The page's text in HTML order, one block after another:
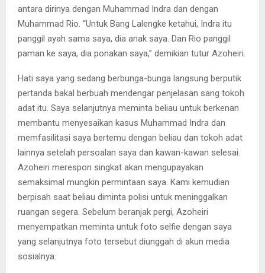
antara dirinya dengan Muhammad Indra dan dengan
Muhammad Rio. “Untuk Bang Lalengke ketahui, Indra itu
panggil ayah sama saya, dia anak saya. Dan Rio panggil
paman ke saya, dia ponakan saya,” demikian tutur Azoheiri.
Hati saya yang sedang berbunga-bunga langsung berputik
pertanda bakal berbuah mendengar penjelasan sang tokoh
adat itu. Saya selanjutnya meminta beliau untuk berkenan
membantu menyesaikan kasus Muhammad Indra dan
memfasilitasi saya bertemu dengan beliau dan tokoh adat
lainnya setelah persoalan saya dan kawan-kawan selesai.
Azoheiri merespon singkat akan mengupayakan
semaksimal mungkin permintaan saya. Kami kemudian
berpisah saat beliau diminta polisi untuk meninggalkan
ruangan segera. Sebelum beranjak pergi, Azoheiri
menyempatkan meminta untuk foto selfie dengan saya
yang selanjutnya foto tersebut diunggah di akun media
sosialnya.